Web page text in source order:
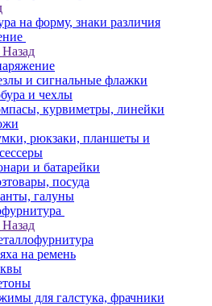
на форму, знаки различия
Назад
и сигнальные флажки
и чехлы
курвиметры, линейки
рюкзаки, планшеты и
и батарейки
посуда
галуны
Назад
на ремень
для галстука, фрачники